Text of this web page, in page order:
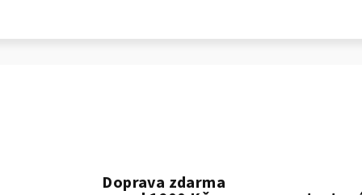
Doprava zdarma